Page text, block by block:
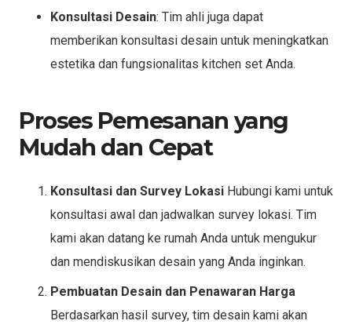
Konsultasi Desain: Tim ahli juga dapat
memberikan konsultasi desain untuk meningkatkan
estetika dan fungsionalitas kitchen set Anda.
Proses Pemesanan yang
Mudah dan Cepat
Konsultasi dan Survey Lokasi Hubungi kami untuk
konsultasi awal dan jadwalkan survey lokasi. Tim
kami akan datang ke rumah Anda untuk mengukur
dan mendiskusikan desain yang Anda inginkan.
Pembuatan Desain dan Penawaran Harga
Berdasarkan hasil survey, tim desain kami akan